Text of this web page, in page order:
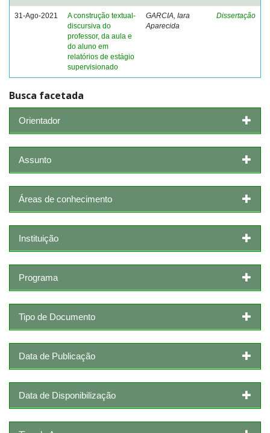
31-Ago-2021
A construção textual-
discursiva do
professor, da aula e
do aluno em
relatórios de estágio
supervisionado
GARCIA, Iara
Aparecida
Dissertação
Busca facetada
Orientador
Assunto
Áreas de conhecimento
Instituição
Programa
Tipo de Documento
Data de Publicação
Data de Disponibilização